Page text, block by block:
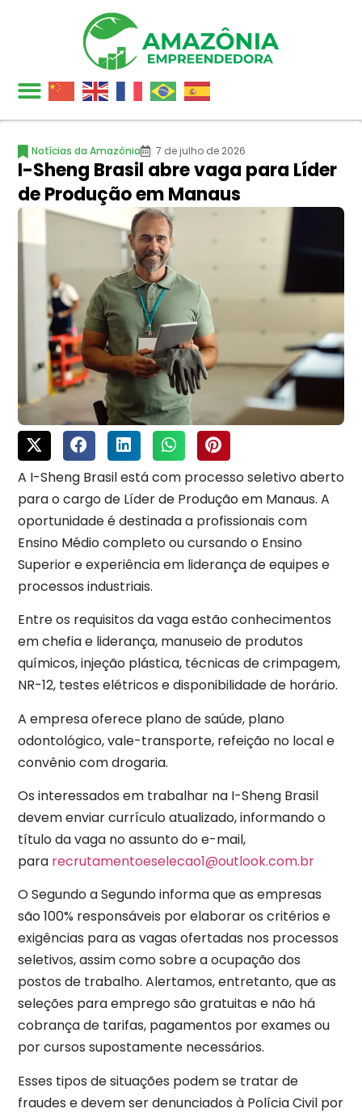
Notícias da Amazônia 7 de julho de 2026
I-Sheng Brasil abre vaga para Líder
de Produção em Manaus
A I-Sheng Brasil está com processo seletivo aberto
para o cargo de Líder de Produção em Manaus. A
oportunidade é destinada a profissionais com
Ensino Médio completo ou cursando o Ensino
Superior e experiência em liderança de equipes e
processos industriais.
Entre os requisitos da vaga estão conhecimentos
em chefia e liderança, manuseio de produtos
químicos, injeção plástica, técnicas de crimpagem,
NR-12, testes elétricos e disponibilidade de horário.
A empresa oferece plano de saúde, plano
odontológico, vale-transporte, refeição no local e
convênio com drogaria.
Os interessados em trabalhar na I-Sheng Brasil
devem enviar currículo atualizado, informando o
título da vaga no assunto do e-mail,
para recrutamentoeselecao1@outlook.com.br
O Segundo a Segundo informa que as empresas
são 100% responsáveis por elaborar os critérios e
exigências para as vagas ofertadas nos processos
seletivos, assim como sobre a ocupação dos
postos de trabalho. Alertamos, entretanto, que as
seleções para emprego são gratuitas e não há
cobrança de tarifas, pagamentos por exames ou
por cursos supostamente necessários.
Esses tipos de situações podem se tratar de
fraudes e devem ser denunciados à Polícia Civil por